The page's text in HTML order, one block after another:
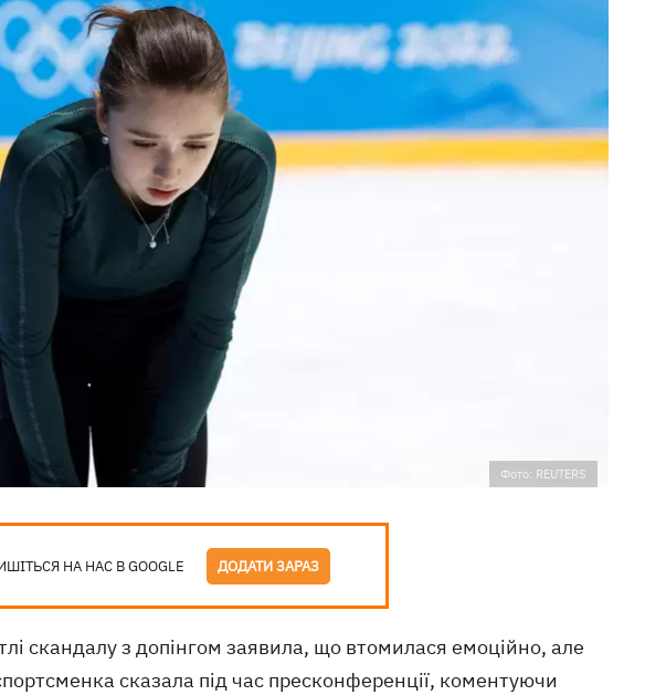
Фото: REUTERS
НА НАС В GOOGLE ДОДАТИ ЗАРАЗ
скандалу з допінгом заявила, що втомилася емоційно, але
сказала під час пресконференції, коментуючи